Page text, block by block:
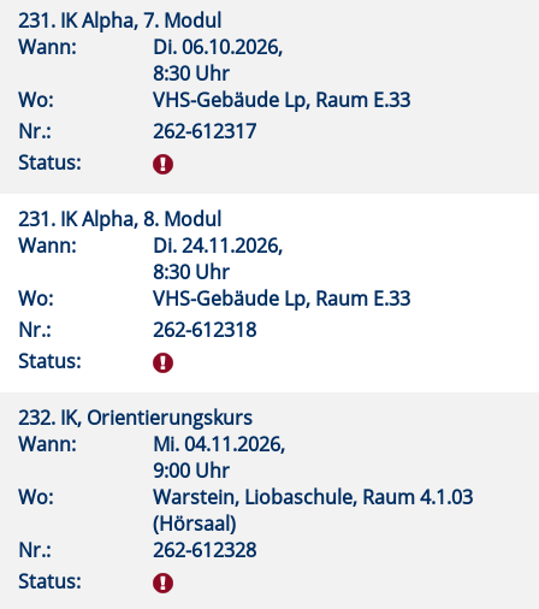
231. IK Alpha, 7. Modul
Wann:
Di.06.10.2026,
8:30 Uhr
Wo:
VHS-Gebäude Lp, Raum E.33
Nr.:
262-612317
Status:
231. IK Alpha, 8. Modul
Wann:
Di.24.11.2026,
8:30 Uhr
Wo:
VHS-Gebäude Lp, Raum E.33
Nr.:
262-612318
Status:
232. IK, Orientierungskurs
Wann:
Mi.04.11.2026,
9:00 Uhr
Wo:
Warstein, Liobaschule, Raum 4.1.03
(Hörsaal)
Nr.:
262-612328
Status: